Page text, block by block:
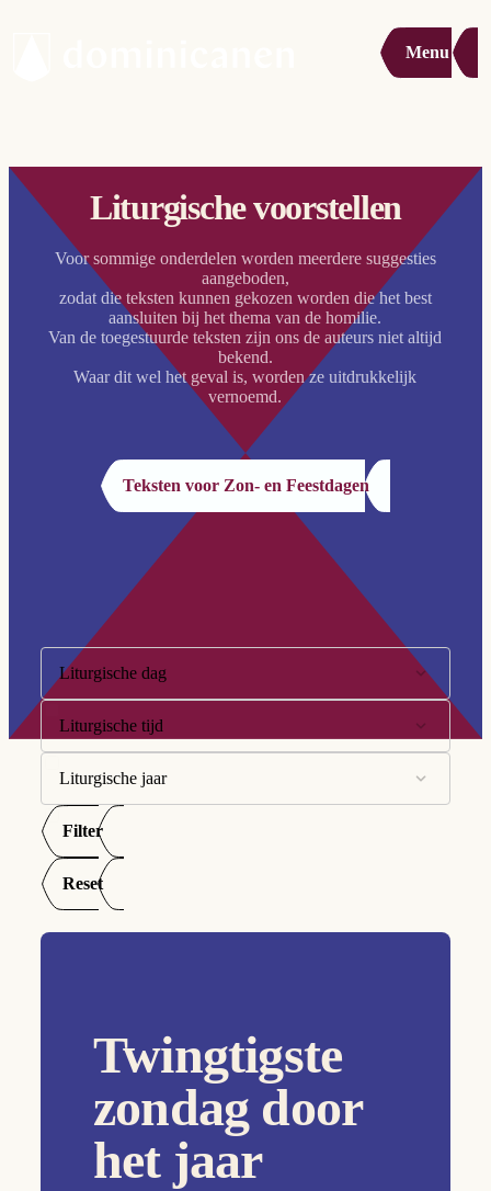
Menu
Liturgische voorstellen
Voor sommige onderdelen worden meerdere suggesties
aangeboden,
zodat die teksten kunnen gekozen worden die het best
aansluiten bij het thema van de homilie.
Van de toegestuurde teksten zijn ons de auteurs niet altijd
bekend.
Waar dit wel het geval is, worden ze uitdrukkelijk
vernoemd.
Teksten voor Zon- en Feestdagen
Filter op:
Liturgische dag
10e Zondag
11e Zondag
12e Zondag
13e Zondag
14e Zondag
15e Zondag
18e Zondag
1e Zondag
20e Zondag
Liturgische tijd
Advent
Goede Week
Kersttijd
Paastijd
Liturgische jaar
A
B
Filter
Reset
Twingtigste
zondag door
het jaar